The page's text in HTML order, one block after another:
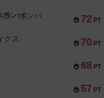
72 PT
ラ・ボンバ
70 PT
クス
68 PT
57 PT